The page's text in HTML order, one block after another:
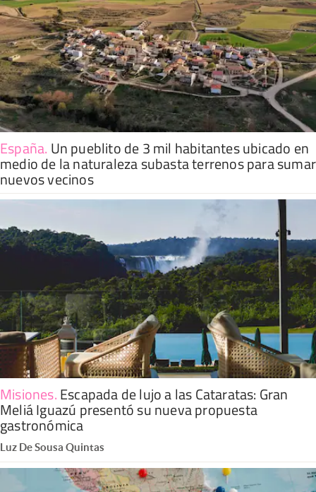
España. Un pueblito de 3 mil habitantes ubicado en
medio de la naturaleza subasta terrenos para sumar
nuevos vecinos
Misiones.Escapada de lujo a las Cataratas: Gran
Meliá Iguazú presentó su nueva propuesta
gastronómica
Luz De Sousa Quintas